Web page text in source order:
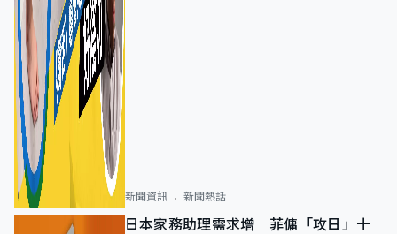
新聞資訊 新聞熱話
日本家務助理需求增 菲傭「攻日」十